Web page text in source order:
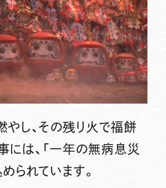
やし、その残り火で福餅
には、「一年の無病息災
られています。